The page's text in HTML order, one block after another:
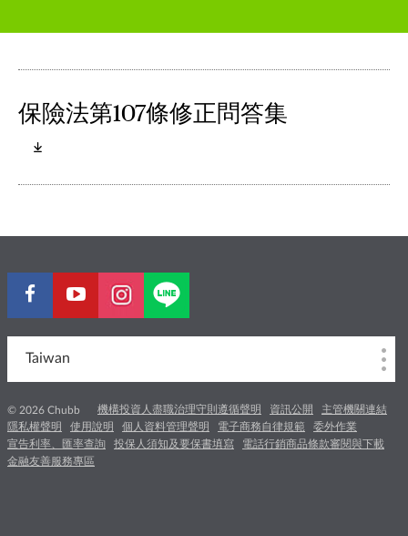
保險法第107條修正問答集
Taiwan
© 2026 Chubb 機構投資人盡職治理守則遵循聲明 資訊公開
主管機關連結
隱私權聲明
使用說明 個人資料管理聲明 電子商務自律規範
委外作業
宣告利率、匯率查詢
投保人須知及要保書填寫
電話行銷商品條款審閱與下載
金融友善服務專區